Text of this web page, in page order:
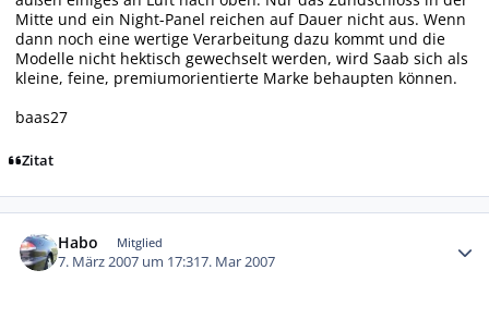
Mitte und ein Night-Panel reichen auf Dauer nicht aus. Wenn
dann noch eine wertige Verarbeitung dazu kommt und die
Modelle nicht hektisch gewechselt werden, wird Saab sich als
kleine, feine, premiumorientierte Marke behaupten können.
baas27
Zitat
Habo Mitglied
7. März 2007 um 17:317. Mar 2007